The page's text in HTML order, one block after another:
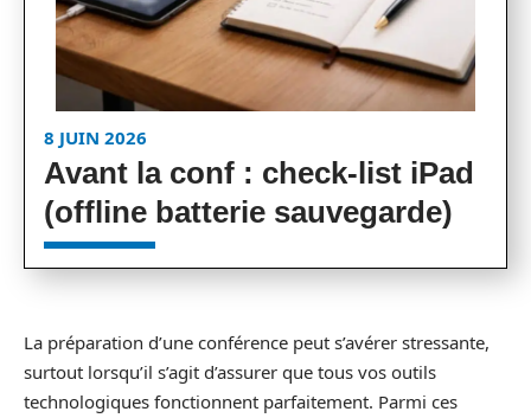
8 JUIN 2026
Avant la conf : check-list iPad
(offline batterie sauvegarde)
La préparation d’une conférence peut s’avérer stressante,
surtout lorsqu’il s’agit d’assurer que tous vos outils
technologiques fonctionnent parfaitement. Parmi ces